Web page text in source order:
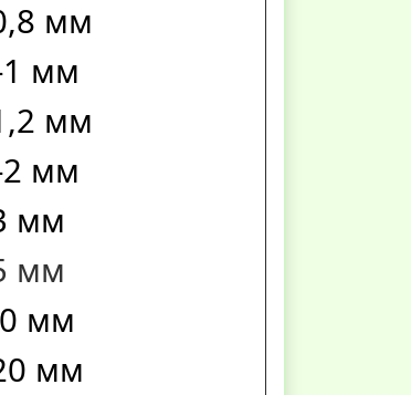
мм
мм
мм
мм
мм
мм
мм
мм